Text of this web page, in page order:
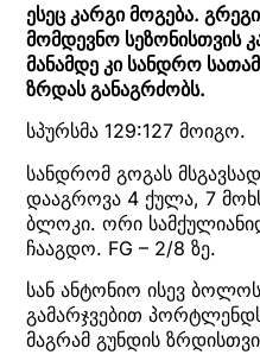
ესეც კარგი მოგება.
მომდევნო სეზონისთვის
მანამდე კი სანდრო
ზრდას განაგრძობს.
სპურსმა 129:127 მოიგო.
სანდრომ გოგას
დააგროვა 4 ქულა, 7
ბლოკი. ორი
ჩააგდო. FG – 2/8 ზე.
სან ანტონიო ისევ
გამარჯვებით
მაგრამ გუნდის